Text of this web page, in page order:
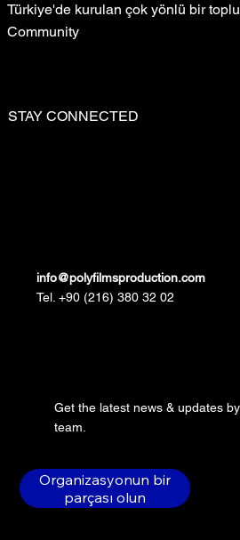
Türkiye'de kurulan çok yönlü bir
Community
STAY CONNECTED
Get the latest news & updates
team.
Organizasyonun bir
parçası olun
info@polyfilmsproduction.com
Tel. +90 (216) 380 32 02